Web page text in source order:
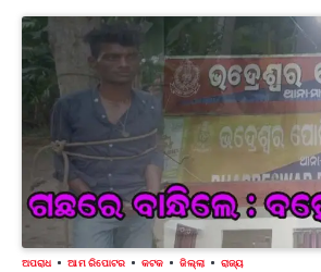
ଅପରାଧ ଆମ ରିପୋଟର କଟକ ଜିଲ୍ଲା ରାଜ୍ୟ